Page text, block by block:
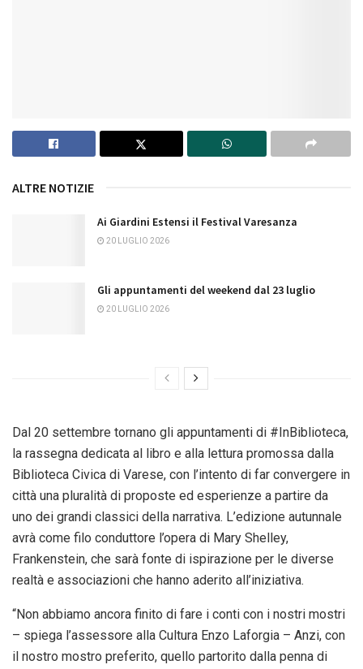
ALTRE NOTIZIE
Ai Giardini Estensi il Festival Varesanza
20 LUGLIO 2026
Gli appuntamenti del weekend dal 23 luglio
20 LUGLIO 2026
Dal 20 settembre tornano gli appuntamenti di #InBiblioteca,
la rassegna dedicata al libro e alla lettura promossa dalla
Biblioteca Civica di Varese, con l’intento di far convergere in
città una pluralità di proposte ed esperienze a partire da
uno dei grandi classici della narrativa. L’edizione autunnale
avrà come filo conduttore l’opera di Mary Shelley,
Frankenstein, che sarà fonte di ispirazione per le diverse
realtà e associazioni che hanno aderito all’iniziativa.
“Non abbiamo ancora finito di fare i conti con i nostri mostri
– spiega l’assessore alla Cultura Enzo Laforgia – Anzi, con
il nostro mostro preferito, quello partorito dalla penna di